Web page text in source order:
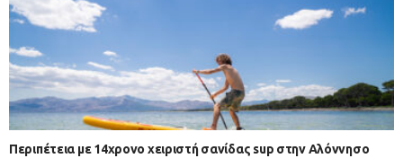
Περιπέτεια με 14χρονο χειριστή σανίδας sup στην Αλόννησο